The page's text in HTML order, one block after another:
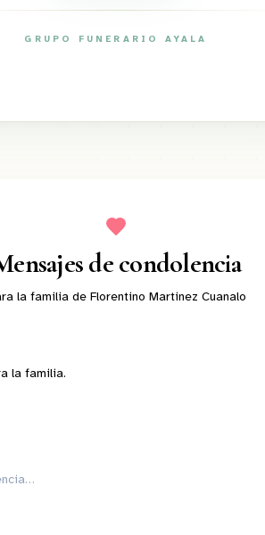
GRUPO FUNERARIO AYALA
de condolencia
la familia de Florentino Martinez Cuanalo
la familia.